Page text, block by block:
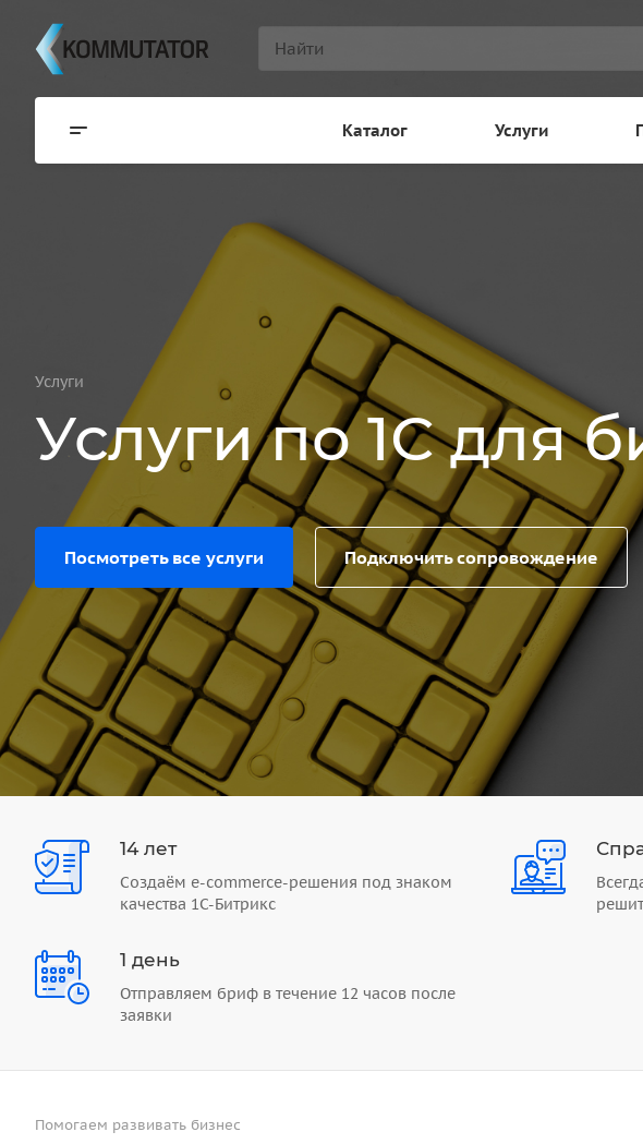
Каталог Услуги
Услуги
Услуги по 1С для
Посмотреть все услуги Подключить сопровождение
14 лет
Создаём e-commerce-решения под знаком
качества 1С-Битрикс
1 день
Отправляем бриф в течение 12 часов после
заявки
Помогаем развивать бизнес